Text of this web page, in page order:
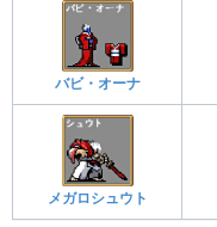
バビ・オーナ
メガロシュウト